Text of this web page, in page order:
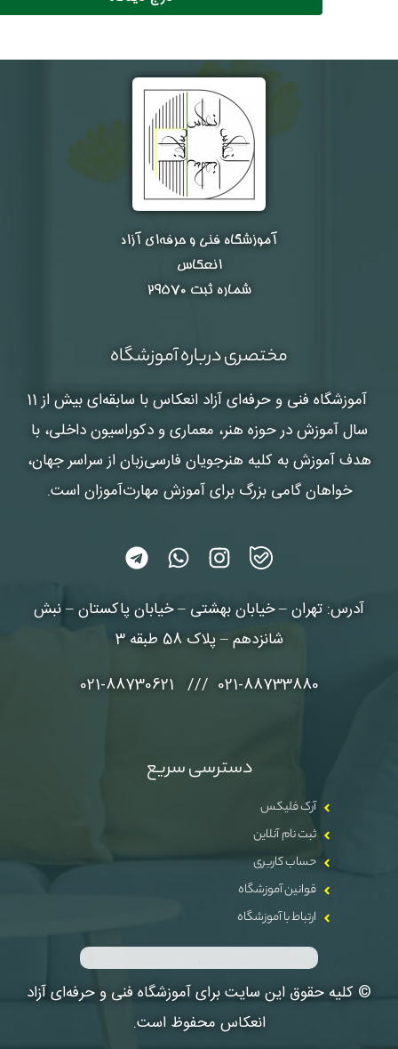
آموزشگاه فنی و حرفه‌ای آزاد
انعکاس
شماره ثبت ۲۹۵۷۰
مختصری درباره آموزشگاه
آموزشگاه فنی و حرفه‌ای آزاد انعکاس
با سابقه‌ای بیش از 11
سال آموزش در حوزه هنر، معماری و دکوراسیون داخلی، با
هدف آموزش به کلیه هنرجویان فارسی‌زبان از سراسر جهان،
خواهان گامی بزرگ برای آموزش مهارت‌آموزان است.
آدرس: تهران – خیابان بهشتی – خیابان پاکستان – نبش
شانزدهم – پلاک 58 طبقه 3
021-88733880 /// 021-88730621
دسترسی سریع
آرک فلیکس
ثبت نام آنلاین
حساب کاربری
قوانین آموزشگاه
ارتباط با آموزشگاه
© کلیه حقوق این سایت برای آموزشگاه فنی و حرفه‌ای آزاد
انعکاس محفوظ است.